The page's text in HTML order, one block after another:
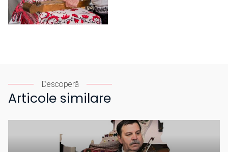
Descoperă
Articole similare